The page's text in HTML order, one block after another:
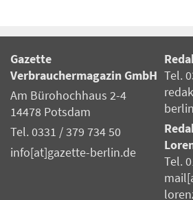
Gazette
Verbrauchermagazin GmbH
Am Bürohochhaus 2-4
14478 Potsdam
Tel. 0331 / 379 734 50
info[at]gazette-berlin.de
Tel.
Tel.